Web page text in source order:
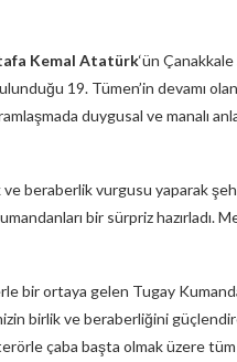
Kemal Atatürk‘ün
19. Tümen’in devamı
duygusal ve manalı
beraberlik vurgusu yaparak
bir sürpriz hazırladı.
bir ortaya gelen Tugay
birlik ve beraberliğini
çaba başta olmak üzere